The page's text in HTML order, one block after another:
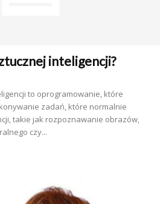
inteligencji?
to oprogramowanie, które
zadań, które normalnie
takie jak rozpoznawanie obrazów,
czy...